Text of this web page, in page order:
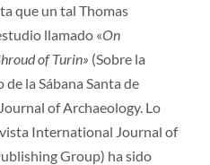
que un tal Thomas
llamado «On
of Turin» (Sobre la
la Sábana Santa de
of Archaeology. Lo
International Journal of
Group) ha sido